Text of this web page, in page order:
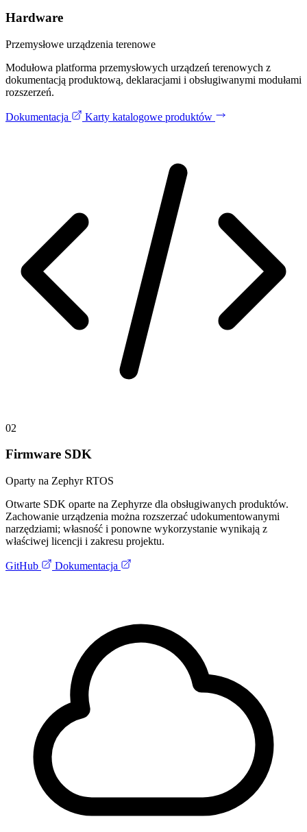
Hardware
Przemysłowe urządzenia terenowe
Modułowa platforma przemysłowych urządzeń terenowych z
dokumentacją produktową, deklaracjami i obsługiwanymi modułami
rozszerzeń.
Dokumentacja Karty katalogowe produktów
02
Firmware SDK
Oparty na Zephyr RTOS
Otwarte SDK oparte na Zephyrze dla obsługiwanych produktów.
Zachowanie urządzenia można rozszerzać udokumentowanymi
narzędziami; własność i ponowne wykorzystanie wynikają z
właściwej licencji i zakresu projektu.
GitHub Dokumentacja